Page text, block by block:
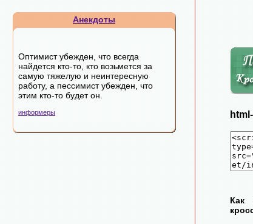
Анекдоты
Оптимист убежден, что всегда
найдется кто-то, кто возьмется за
самую тяжелую и неинтересную
работу, а пессимист убежден, что
этим кто-то будет он.
информеры
Как